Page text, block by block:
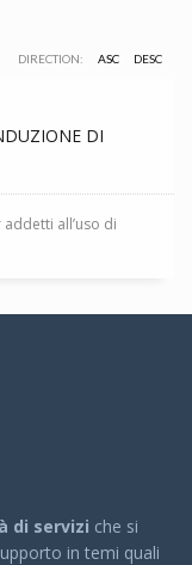
DIRECTION: ASC DESC
DI
all’uso di
di servizi che si
in temi quali